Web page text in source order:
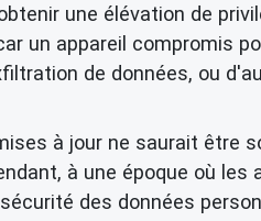
une élévation de
un appareil compromis
de données, ou
à jour ne saurait être
à une époque où
des données